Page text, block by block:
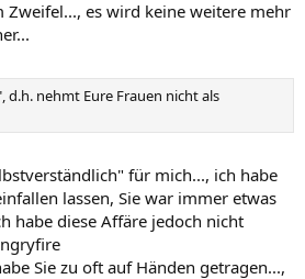
Zweifel..., es wird keine weitere mehr
d.h. nehmt Eure Frauen nicht als
für mich..., ich habe
lassen, Sie war immer etwas
habe diese Affäre jedoch nicht
Sie zu oft auf Händen getragen...,